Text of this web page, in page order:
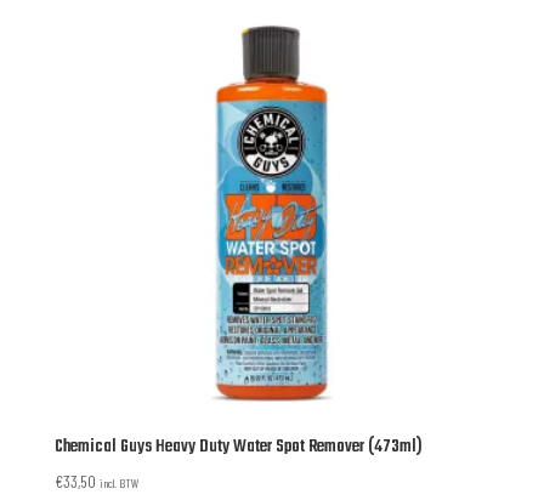
Chemical Guys Heavy Duty Water Spot Remover (473ml)
€33,50 incl. BTW